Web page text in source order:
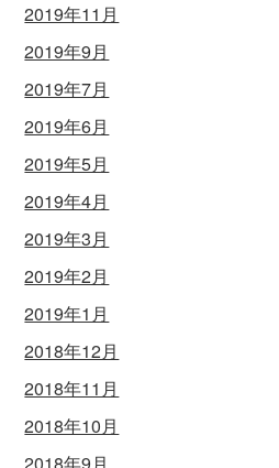
2019年11月
2019年9月
2019年7月
2019年6月
2019年5月
2019年4月
2019年3月
2019年2月
2019年1月
2018年12月
2018年11月
2018年10月